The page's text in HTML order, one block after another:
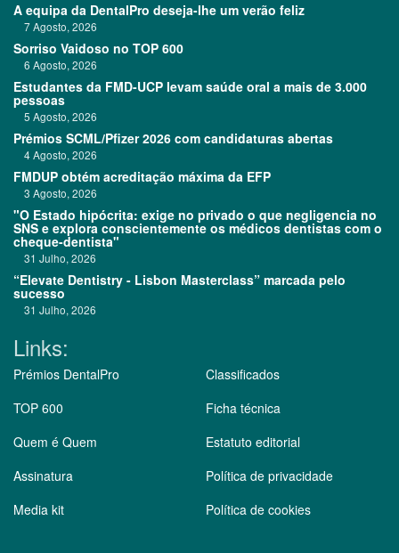
A equipa da DentalPro deseja-lhe um verão feliz
7 Agosto, 2026
Sorriso Vaidoso no TOP 600
6 Agosto, 2026
Estudantes da FMD-UCP levam saúde oral a mais de 3.000
pessoas
5 Agosto, 2026
Prémios SCML/Pfizer 2026 com candidaturas abertas
4 Agosto, 2026
FMDUP obtém acreditação máxima da EFP
3 Agosto, 2026
"O Estado hipócrita: exige no privado o que negligencia no
SNS e explora conscientemente os médicos dentistas com o
cheque-dentista"
31 Julho, 2026
“Elevate Dentistry - Lisbon Masterclass” marcada pelo
sucesso
31 Julho, 2026
Links:
Prémios DentalPro
TOP 600
Quem é Quem
Assinatura
Media kit
Classificados
Ficha técnica
Estatuto editorial
Política de privacidade
Política de cookies